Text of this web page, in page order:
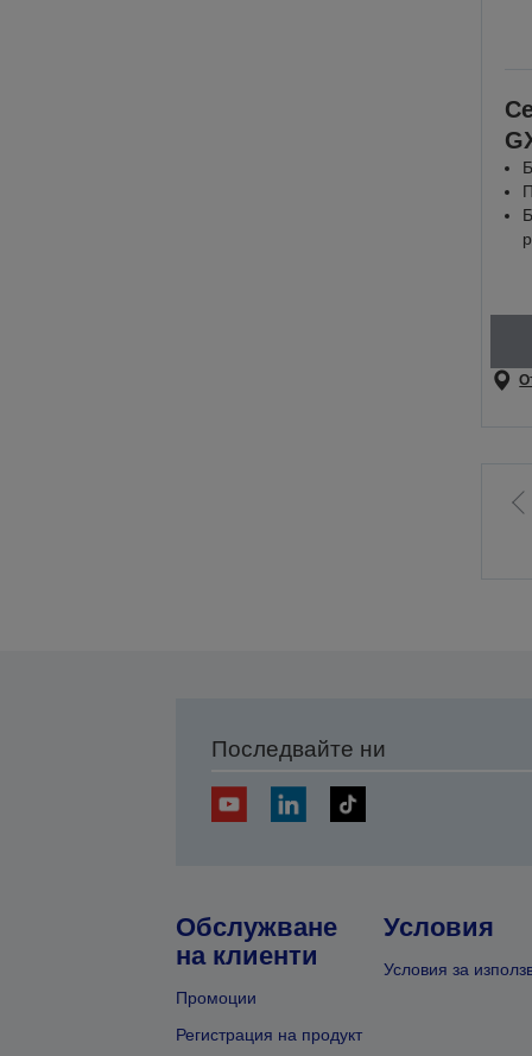
Последвайте ни
Обслужване
на клиенти
Промоции
Регистрация на продукт
Условия
Условия за